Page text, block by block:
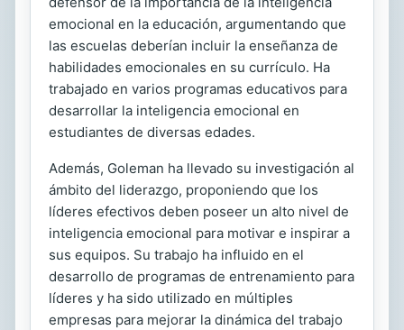
emocional en la educación, argumentando que
las escuelas deberían incluir la enseñanza de
habilidades emocionales en su currículo. Ha
trabajado en varios programas educativos para
desarrollar la inteligencia emocional en
estudiantes de diversas edades.
Además, Goleman ha llevado su investigación al
ámbito del liderazgo, proponiendo que los
líderes efectivos deben poseer un alto nivel de
inteligencia emocional para motivar e inspirar a
sus equipos. Su trabajo ha influido en el
desarrollo de programas de entrenamiento para
líderes y ha sido utilizado en múltiples
empresas para mejorar la dinámica del trabajo